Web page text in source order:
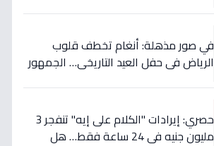
في صور مذهلة: أنغام تخطف قلوب
الرياض في حفل العيد التاريخي… الجمهور
حصري: إيرادات "الكلام على إيه" تنفجر 3
مليون جنيه في 24 ساعة فقط… هل